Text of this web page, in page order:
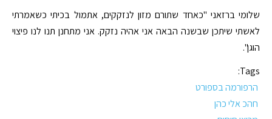
שלומי ברזאני "כאחד שתורם מזון לנזקקים, אתמול בכיתי כשאמרתי
לאשתי שיתכן שבשנה הבאה אני אהיה נזקק. אני מתחנן תנו לנו פיצוי
הוגן".
Tags:
הרפורמה בספורט
חהכ אלי כהן